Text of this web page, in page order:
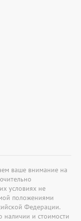
ваше внимание на
условиях не
положениями
Федерации.
и стоимости